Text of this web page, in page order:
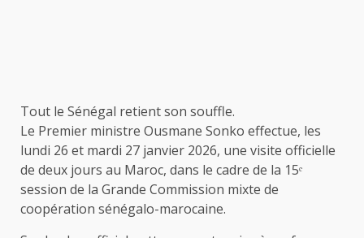
Tout le Sénégal retient son souffle.
Le Premier ministre Ousmane Sonko effectue, les
lundi 26 et mardi 27 janvier 2026, une visite officielle
de deux jours au Maroc, dans le cadre de la 15ᵉ
session de la Grande Commission mixte de
coopération sénégalo-marocaine.